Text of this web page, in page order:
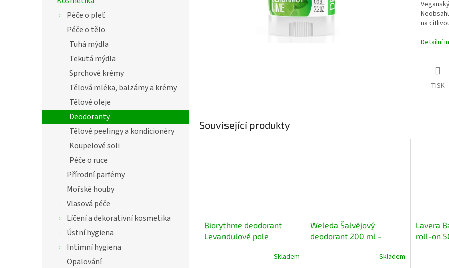
Péče o pleť
Péče o tělo
Tuhá mýdla
Tekutá mýdla
Sprchové krémy
Tělová mléka, balzámy a krémy
Tělové oleje
Deodoranty
Tělové peelingy a kondicionéry
Koupelové soli
Péče o ruce
Přírodní parfémy
Mořské houby
Vlasová péče
Líčení a dekorativní kosmetika
Ústní hygiena
Intimní hygiena
Opalování
na
Detailní
TISK
Související produkty
Biorythme deodorant
Levandulové pole
Skladem
Weleda Šalvějový
deodorant 200 ml -
Skladem
Lavera
roll-on